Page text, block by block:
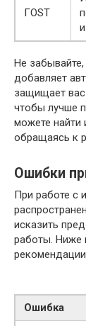
ГOST
Не
добавляет
защищает вас
чтобы лучше
можете найти
обращаясь к
Ошибки
При работе с
исказить
работы. Ниже
Ошибка